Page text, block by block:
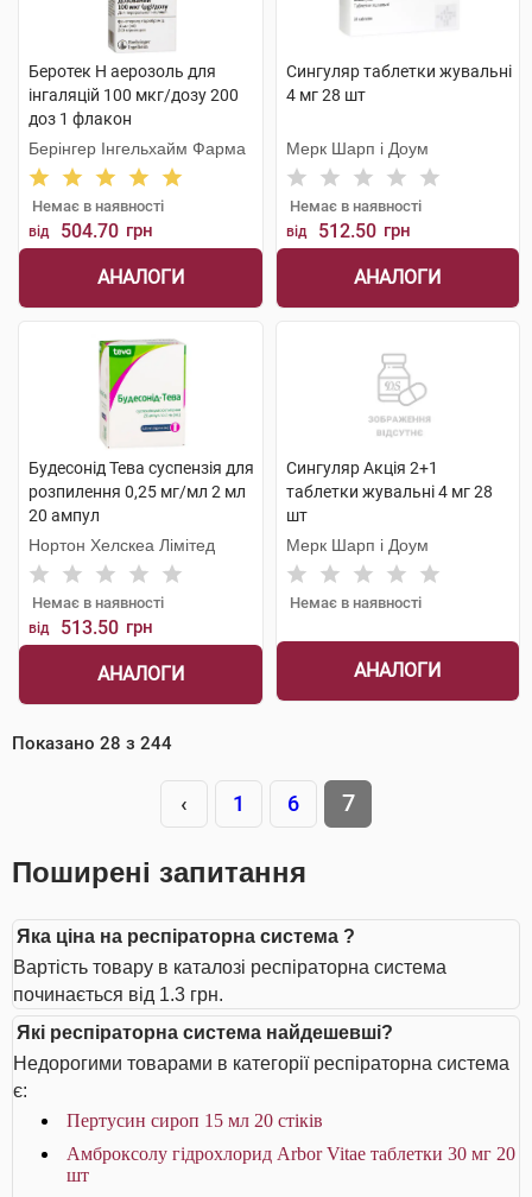
Беротек Н аерозоль для
інгаляцій 100 мкг/дозу 200
доз 1 флакон
Берінгер Інгельхайм Фарма
Немає в наявності
від 504.70 грн
АНАЛОГИ
Сингуляр таблетки жувальні
4 мг 28 шт
Мерк Шарп і Доум
Немає в наявності
від 512.50 грн
АНАЛОГИ
Будесонід Тева суспензія для
розпилення 0,25 мг/мл 2 мл
20 ампул
Нортон Хелскеа Лімітед
Немає в наявності
від 513.50 грн
АНАЛОГИ
Сингуляр Акція 2+1
таблетки жувальні 4 мг 28
шт
Мерк Шарп і Доум
Немає в наявності
АНАЛОГИ
Показано 28 з 244
‹ 1 6 7
Поширені запитання
Яка ціна на респіраторна система ?
Вартість товару в каталозі респіраторна система
починається від 1.3 грн.
Які респіраторна система найдешевші?
Недорогими товарами в категорії респіраторна система
є:
Пертусин сироп 15 мл 20 стіків
Амброксолу гідрохлорид Arbor Vitae таблетки 30 мг 20
шт